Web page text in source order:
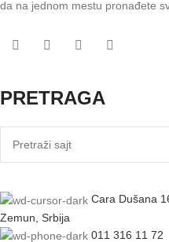
da na jednom mestu pronađete
PRETRAGA
Cara Dušana
Zemun, Srbija
011 316 11 72